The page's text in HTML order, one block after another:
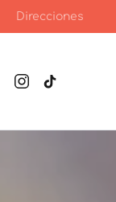
Direcciones